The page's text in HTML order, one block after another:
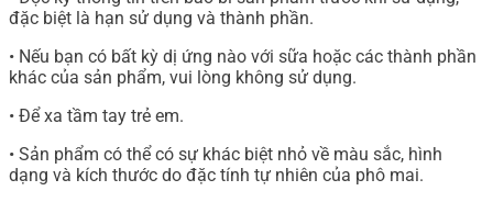
đặc biệt là hạn sử dụng và thành phần.
• Nếu bạn có bất kỳ dị ứng nào với sữa hoặc các thành phần
khác của sản phẩm, vui lòng không sử dụng.
• Để xa tầm tay trẻ em.
• Sản phẩm có thể có sự khác biệt nhỏ về màu sắc, hình
dạng và kích thước do đặc tính tự nhiên của phô mai.